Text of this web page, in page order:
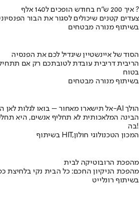
איך 200 ש"ח בחודש הופכים ל140 אלף ?
צעדים קטנים שיכולים לסגור את הבור
בשיתוף מנורה מבטחים
הסוד של איינשטיין שיגדיל לכם את הפנסיה
הריבית דריבית עובדת לטובתכם רק אם
בטוח
בשיתוף מנורה מבטחים
אל תישארו מאחור – בואו לגלות לאן ה-AI הולך
הבינה המלאכותית לא תחליף אנשים, היא
בה!
בשיתוף HIT,המכון הטכנולוגי חולון
מהפכת הרובוטיקה לבית
מהפכת הניקיון החכם: כל הבית נקי בלחיצת
בשיתוף רונלייט